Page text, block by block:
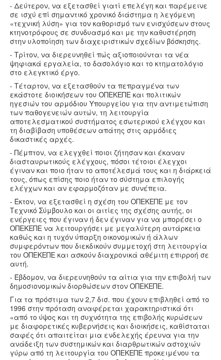
- Δεύτερον, να εξετασθεί γιατί επελέγη και παρέμεινε
σε ισχύ επί σημαντικό χρονικό διάστημα η λεγόμενη
«τεχνική λύση» για τον καθορισμό των ενισχύσεων στους
κτηνοτρόφους σε συνδυασμό και με την καθυστέρηση
στην υλοποίηση των διαχειριστικών σχεδίων βόσκησης.
- Τρίτον, να διερευνηθεί πώς αξιοποιούνται τα νέα
ψηφιακά εργαλεία, το δασολόγιο και το κτηματολόγιο
στο ελεγκτικό έργο.
- Τέταρτον, να εξετασθούν τα πεπραγμένα των
εκάστοτε διοικήσεων του ΟΠΕΚΕΠΕ και πολιτικών
ηγεσιών του αρμόδιου Υπουργείου για την αντιμετώπιση
των παθογενειών αυτών, τη λειτουργία
αποτελεσματικού συστήματος εσωτερικού ελέγχου και
τη διαβίβαση υποθέσεων απάτης στις αρμόδιες
δικαστικές αρχές.
- Πέμπτον, να ελεγχθεί ποιοι ζήτησαν και έκαναν
διασταυρωτικούς ελέγχους, πόσοι τέτοιοι έλεγχοι
έγιναν και ποιο ήταν το αποτέλεσμά τους και η διάρκειά
τους, όπως επίσης ποιο ήταν το σύστημα επιλογής
ελέγχων και αν εφαρμοζόταν με συνέπεια.
- Έκτον, να εξετασθεί η σχέση του ΟΠΕΚΕΠΕ με τον
Τεχνικό Σύμβουλο και οι αιτίες της σχέσης αυτής, οι
ενέργειες που έγιναν ή δεν έγιναν για να μπορέσει ο
ΟΠΕΚΕΠΕ να λειτουργήσει με μεγαλύτερη αυτάρκεια
καθώς και η τυχόν ύπαρξη οικονομικών ή άλλων
συμφερόντων που διεκδικούν συμμετοχή στη λειτουργία
του ΟΠΕΚΕΠΕ και ασκούν διαχρονικά αθέμιτη επιρροή σε
αυτή.
- Έβδομον, να διερευνηθούν τα αίτια για την επιβολή των
δημοσιονομικών διορθώσεων στον ΟΠΕΚΕΠΕ.
Για τα πρόστιμα των 2,7 δισ. που έχουν επιβληθεί από το
1996 στην πρόταση αναφέρεται χαρακτηριστικά ότι
«από το ύψος και τη συχνότητα της επιβολής κυρώσεων
με διαφορετικές κυβερνήσεις και διοικήσεις, καθίσταται
σαφές ότι απαιτείται μια ενδελεχής έρευνα για την
ανάδειξη των συστημικών και διαρθρωτικών αστοχιών
γύρω από τη λειτουργία του ΟΠΕΚΕΠΕ προκειμένου τα